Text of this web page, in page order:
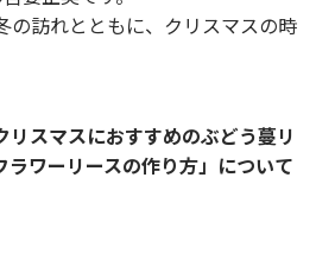
の訪れとともに、クリスマスの時
リスマスにおすすめのぶどう蔓リ
ラワーリースの作り方」について